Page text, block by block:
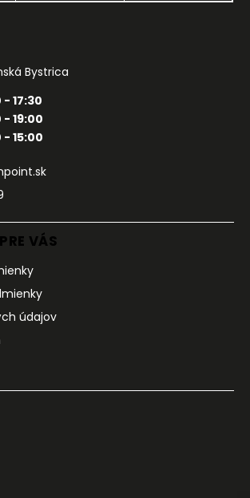
Bystrica
- 17:30
- 19:00
- 15:00
VÁS
údajov